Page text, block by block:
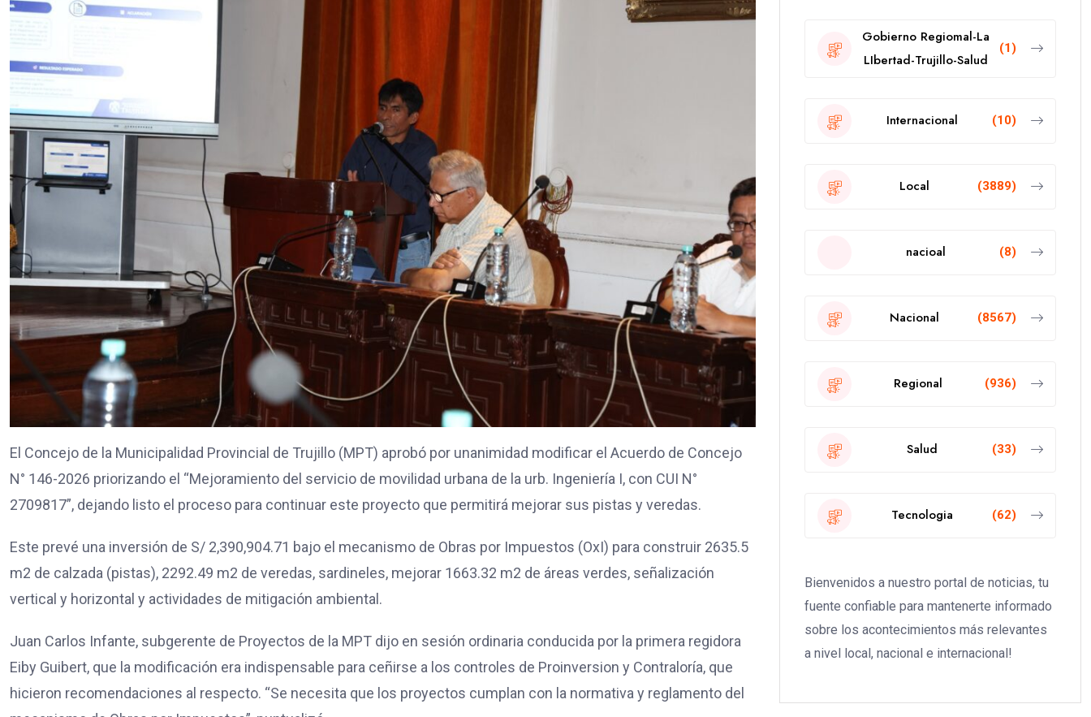
El Concejo de la Municipalidad Provincial de Trujillo (MPT) aprobó por unanimidad modificar el Acuerdo de Concejo
N° 146-2026 priorizando el “Mejoramiento del servicio de movilidad urbana de la urb. Ingeniería I, con CUI N°
2709817”, dejando listo el proceso para continuar este proyecto que permitirá mejorar sus pistas y veredas.
Este prevé una inversión de S/ 2,390,904.71 bajo el mecanismo de Obras por Impuestos (OxI) para construir 2635.5
m2 de calzada (pistas), 2292.49 m2 de veredas, sardineles, mejorar 1663.32 m2 de áreas verdes, señalización
vertical y horizontal y actividades de mitigación ambiental.
Juan Carlos Infante, subgerente de Proyectos de la MPT dijo en sesión ordinaria conducida por la primera regidora
Eiby Guibert, que la modificación era indispensable para ceñirse a los controles de Proinversion y Contraloría, que
hicieron recomendaciones al respecto. “Se necesita que los proyectos cumplan con la normativa y reglamento del
Gobierno Regiomal-La
LIbertad-Trujillo-Salud
(1)
Internacional (10)
Local (3889)
nacioal (8)
Nacional (8567)
Regional (936)
Salud (33)
Tecnologia (62)
Bienvenidos a nuestro portal de noticias, tu
fuente confiable para mantenerte informado
sobre los acontecimientos más relevantes
a nivel local, nacional e internacional!